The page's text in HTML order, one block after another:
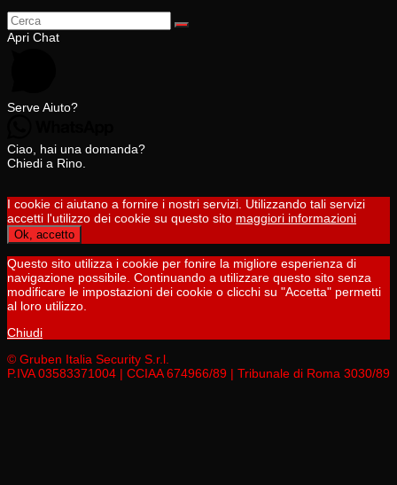
Apri Chat
Serve Aiuto?
Ciao, hai una domanda?
Chiedi a Rino.
I cookie ci aiutano a fornire i nostri servizi. Utilizzando tali servizi
accetti l'utilizzo dei cookie su questo sito maggiori informazioni
Ok, accetto
Questo sito utilizza i cookie per fonire la migliore esperienza di
navigazione possibile. Continuando a utilizzare questo sito senza
modificare le impostazioni dei cookie o clicchi su "Accetta" permetti
al loro utilizzo.
Chiudi
© Gruben Italia Security S.r.l.
P.IVA 03583371004 | CCIAA 674966/89 | Tribunale di Roma 3030/89